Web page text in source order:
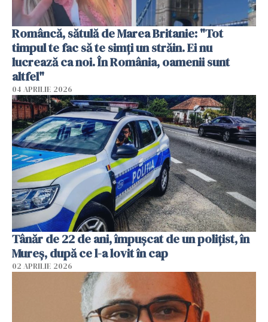
Româncă, sătulă de Marea Britanie: "Tot
timpul te fac să te simți un străin. Ei nu
lucrează ca noi. În România, oamenii sunt
altfel"
04 APRILIE 2026
Tânăr de 22 de ani, împușcat de un polițist, în
Mureș, după ce l-a lovit în cap
02 APRILIE 2026